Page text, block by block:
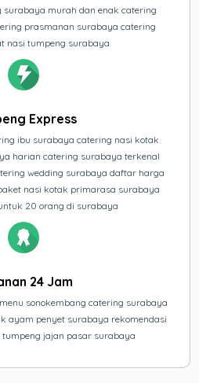
murah dan enak catering
prasmanan surabaya catering
nasi tumpeng surabaya
Express
ibu surabaya catering nasi kotak
harian catering surabaya terkenal
wedding surabaya daftar harga
nasi kotak primarasa surabaya
20 orang di surabaya
24 Jam
sonokembang catering surabaya
ayam penyet surabaya rekomendasi
jajan pasar surabaya